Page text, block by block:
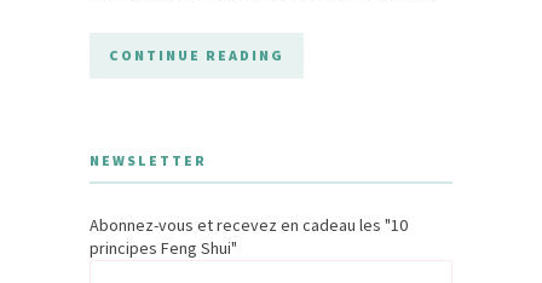
CONTINUE READING
NEWSLETTER
Abonnez-vous et recevez en cadeau les "10
principes Feng Shui"